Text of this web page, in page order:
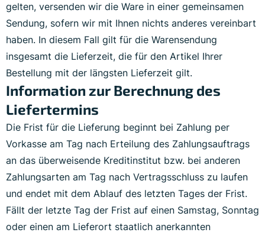
gelten, versenden wir die Ware in einer gemeinsamen
Sendung, sofern wir mit Ihnen nichts anderes vereinbart
haben. In diesem Fall gilt für die Warensendung
insgesamt die Lieferzeit, die für den Artikel Ihrer
Bestellung mit der längsten Lieferzeit gilt.
Information zur Berechnung des
Liefertermins
Die Frist für die Lieferung beginnt bei Zahlung per
Vorkasse am Tag nach Erteilung des Zahlungsauftrags
an das überweisende Kreditinstitut bzw. bei anderen
Zahlungsarten am Tag nach Vertragsschluss zu laufen
und endet mit dem Ablauf des letzten Tages der Frist.
Fällt der letzte Tag der Frist auf einen Samstag, Sonntag
oder einen am Lieferort staatlich anerkannten